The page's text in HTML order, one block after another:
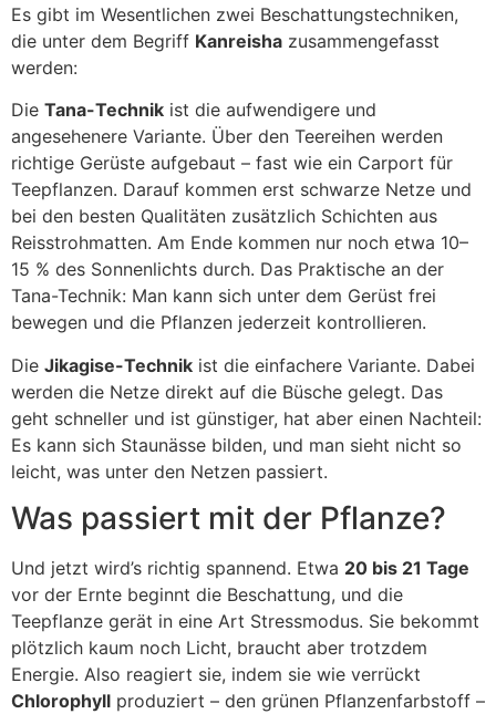
Es gibt im Wesentlichen zwei Beschattungstechniken,
die unter dem Begriff Kanreisha zusammengefasst
werden:
Die Tana-Technik ist die aufwendigere und
angesehenere Variante. Über den Teereihen werden
richtige Gerüste aufgebaut – fast wie ein Carport für
Teepflanzen. Darauf kommen erst schwarze Netze und
bei den besten Qualitäten zusätzlich Schichten aus
Reisstrohmatten. Am Ende kommen nur noch etwa 10–
15 % des Sonnenlichts durch. Das Praktische an der
Tana-Technik: Man kann sich unter dem Gerüst frei
bewegen und die Pflanzen jederzeit kontrollieren.
Die Jikagise-Technik ist die einfachere Variante. Dabei
werden die Netze direkt auf die Büsche gelegt. Das
geht schneller und ist günstiger, hat aber einen Nachteil:
Es kann sich Staunässe bilden, und man sieht nicht so
leicht, was unter den Netzen passiert.
Was passiert mit der Pflanze?
Und jetzt wird’s richtig spannend. Etwa 20 bis 21 Tage
vor der Ernte beginnt die Beschattung, und die
Teepflanze gerät in eine Art Stressmodus. Sie bekommt
plötzlich kaum noch Licht, braucht aber trotzdem
Energie. Also reagiert sie, indem sie wie verrückt
Chlorophyll produziert – den grünen Pflanzenfarbstoff –